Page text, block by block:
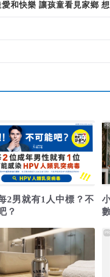
和快樂 讓孩童看見家鄉
2男就有1人中標？不
？
PR
PR